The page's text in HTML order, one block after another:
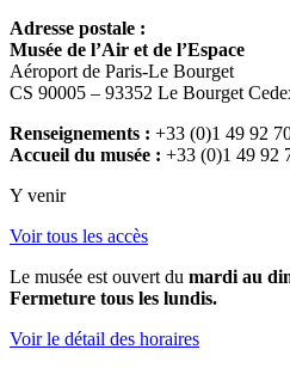
Adresse postale :
Musée de l’Air et de l’Espace
Aéroport de Paris-Le Bourget
CS 90005 – 93352 Le Bourget
Renseignements : +33 (0)1 49 92
Accueil du musée : +33 (0)1 49 92
Y venir
Voir tous les accès
Le musée est ouvert du mardi au
Fermeture tous les lundis.
Voir le détail des horaires